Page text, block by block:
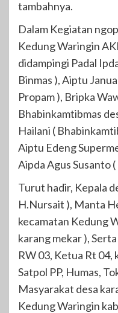
tambahnya.
Dalam Kegiatan
Kedung Waringin
didampingi Padal
Binmas ), Aiptu
Propam ), Bripka
Bhabinkamtibmas
Hailani (
Aiptu Edeng
Aipda Agus Susanto
Turut hadir, Kepala
H.Nursait ), Manta
kecamatan Kedung
karang mekar ),
RW 03, Ketua Rt 04,
Satpol PP, Humas,
Masyarakat desa
Kedung Waringin